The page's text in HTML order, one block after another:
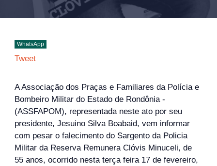
WhatsApp
Tweet
A Associação dos Praças e Familiares da Polícia e
Bombeiro Militar do Estado de Rondônia -
(ASSFAPOM), representada neste ato por seu
presidente, Jesuino Silva Boabaid, vem informar
com pesar o falecimento do Sargento da Policia
Militar da Reserva Remunera Clóvis Minuceli, de
55 anos, ocorrido nesta terça feira 17 de fevereiro,